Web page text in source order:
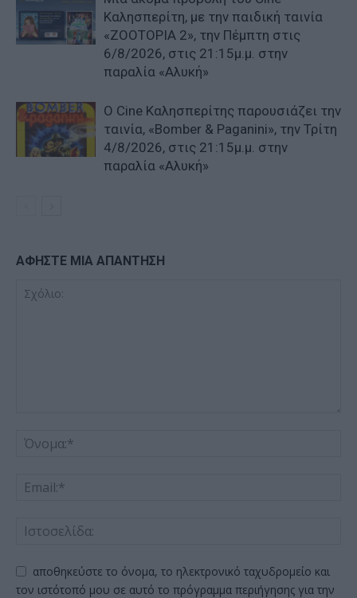
Καλησπερίτη, με την παιδική ταινία
«ZOOTOPIA 2», την Πέμπτη στις
6/8/2026, στις 21:15μ.μ. στην
παραλία «Αλυκή»
Ο Cine Καλησπερίτης παρουσιάζει την
ταινία, «Bomber & Paganini», την Τρίτη
4/8/2026, στις 21:15μ.μ. στην
παραλία «Αλυκή»
ΑΦΗΣΤΕ ΜΙΑ ΑΠΑΝΤΗΣΗ
αποθηκεύστε το όνομα, το ηλεκτρονικό ταχυδρομείο και
τον ιστότοπό μου σε αυτό το πρόγραμμα περιήγησης για την